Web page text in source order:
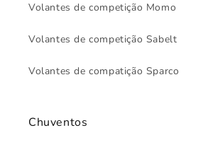
Volantes de competição Momo
Volantes de competição Sabelt
Volantes de compatição Sparco
Chuventos